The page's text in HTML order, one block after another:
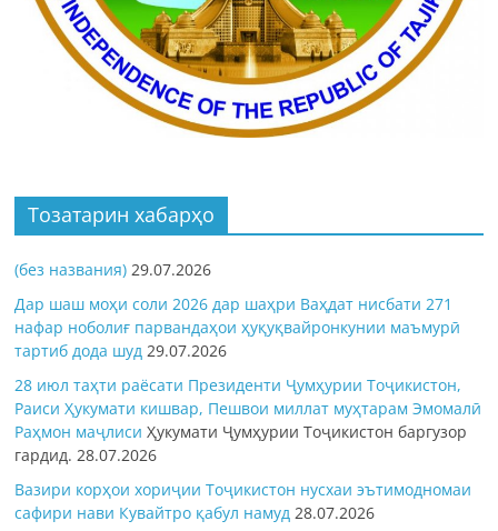
Тозатарин хабарҳо
(без названия) 29.07.2026
Дар шаш моҳи соли 2026 дар шаҳри Ваҳдат нисбати 271
нафар ноболиғ парвандаҳои ҳуқуқвайронкунии маъмурӣ
тартиб дода шуд 29.07.2026
28 июл таҳти раёсати Президенти Ҷумҳурии Тоҷикистон,
Раиси Ҳукумати кишвар, Пешвои миллат муҳтарам Эмомалӣ
Раҳмон маҷлисиҲукумати Ҷумҳурии Тоҷикистон баргузор
гардид.28.07.2026
Вазири корҳои хориҷии Тоҷикистон нусхаи эътимодномаи
сафири нави Кувайтро қабул намуд 28.07.2026